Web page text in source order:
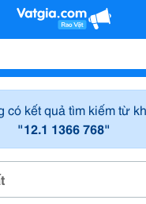
có kết quả tìm kiếm từ
"12.1 1366 768"